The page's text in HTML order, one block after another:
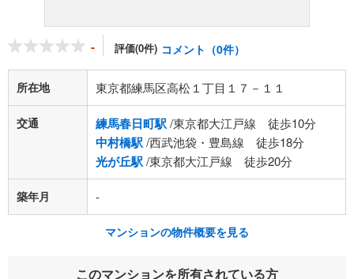
- 評価(0件) コメント（0件）
所在地 東京都練馬区高松１丁目１７－１１
交通 練馬春日町駅/東京都大江戸線 徒歩10分
中村橋駅/西武池袋・豊島線 徒歩18分
光が丘駅/東京都大江戸線 徒歩20分
築年月 -
マンションの物件概要を見る
このマンションを所有されている方